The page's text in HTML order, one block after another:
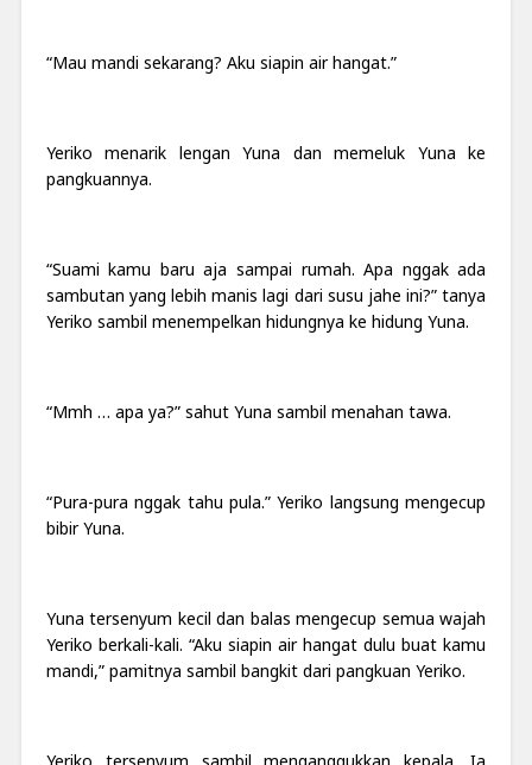
“Mau mandi sekarang? Aku siapin air hangat.”
Yeriko menarik lengan Yuna dan memeluk Yuna ke
pangkuannya.
“Suami kamu baru aja sampai rumah. Apa nggak ada
sambutan yang lebih manis lagi dari susu jahe ini?” tanya
Yeriko sambil menempelkan hidungnya ke hidung Yuna.
“Mmh … apa ya?” sahut Yuna sambil menahan tawa.
“Pura-pura nggak tahu pula.” Yeriko langsung mengecup
bibir Yuna.
Yuna tersenyum kecil dan balas mengecup semua wajah
Yeriko berkali-kali. “Aku siapin air hangat dulu buat kamu
mandi,” pamitnya sambil bangkit dari pangkuan Yeriko.
Yeriko tersenyum sambil menganggukkan kepala. Ia